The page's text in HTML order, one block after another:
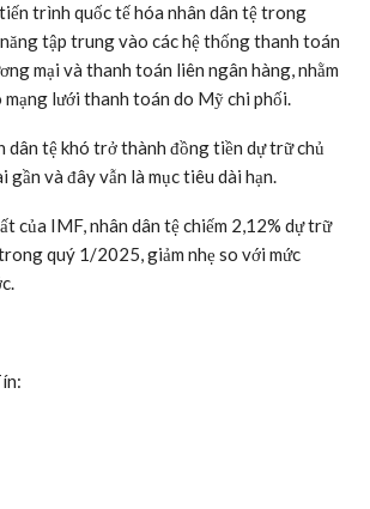
trình quốc tế hóa nhân dân tệ trong
tập trung vào các hệ thống thanh toán
mại và thanh toán liên ngân hàng, nhằm
mạng lưới thanh toán do Mỹ chi phối.
dân tệ khó trở thành đồng tiền dự trữ chủ
và đây vẫn là mục tiêu dài hạn.
của IMF, nhân dân tệ chiếm 2,12% dự trữ
quý 1/2025, giảm nhẹ so với mức